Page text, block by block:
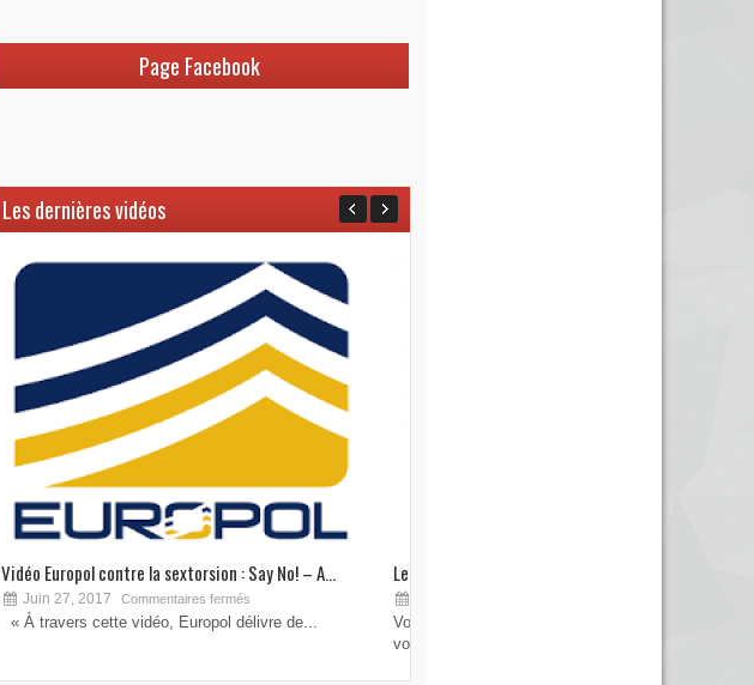
Page Facebook
Les dernières vidéos
Vidéo Europol contre la sextorsion : Say No! – A...
Juin 27, 2017 Commentaires fermés
« À travers cette vidéo, Europol délivre de...
Les brouilleurs de clefs de véhicule
Vous pensez avoir verrouillé votre véhicule avec
votre...